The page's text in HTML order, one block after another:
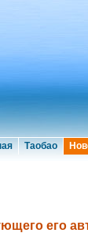
Таобао
его